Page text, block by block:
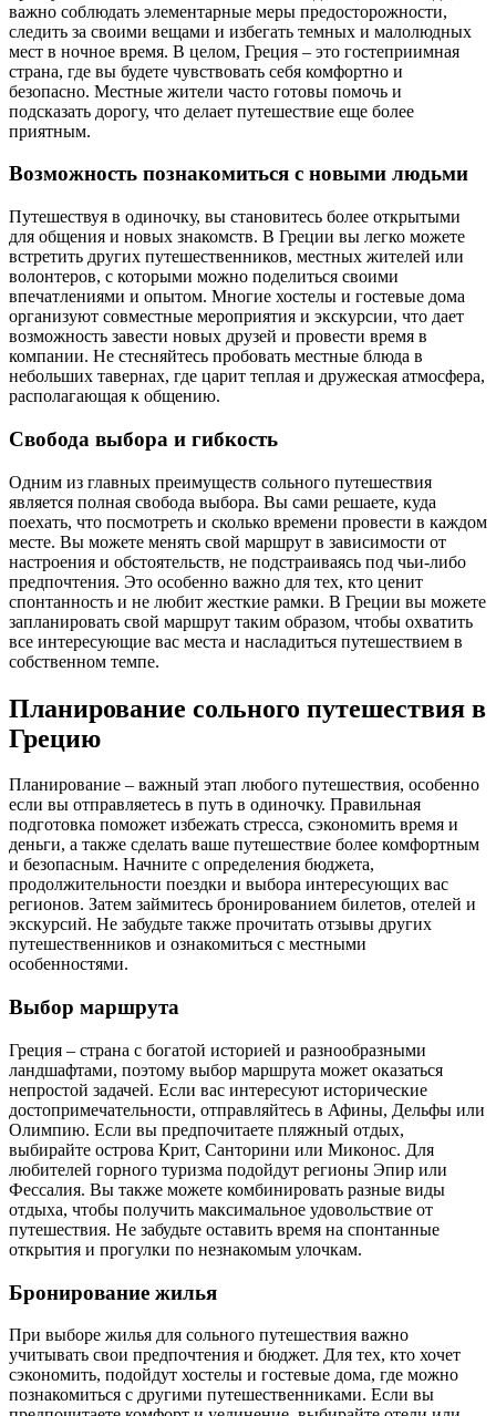
важно соблюдать элементарные меры предосторожности,
следить за своими вещами и избегать темных и малолюдных
мест в ночное время. В целом, Греция – это гостеприимная
страна, где вы будете чувствовать себя комфортно и
безопасно. Местные жители часто готовы помочь и
подсказать дорогу, что делает путешествие еще более
приятным.
Возможность познакомиться с новыми людьми
Путешествуя в одиночку, вы становитесь более открытыми
для общения и новых знакомств. В Греции вы легко можете
встретить других путешественников, местных жителей или
волонтеров, с которыми можно поделиться своими
впечатлениями и опытом. Многие хостелы и гостевые дома
организуют совместные мероприятия и экскурсии, что дает
возможность завести новых друзей и провести время в
компании. Не стесняйтесь пробовать местные блюда в
небольших тавернах, где царит теплая и дружеская атмосфера,
располагающая к общению.
Свобода выбора и гибкость
Одним из главных преимуществ сольного путешествия
является полная свобода выбора. Вы сами решаете, куда
поехать, что посмотреть и сколько времени провести в каждом
месте. Вы можете менять свой маршрут в зависимости от
настроения и обстоятельств, не подстраиваясь под чьи-либо
предпочтения. Это особенно важно для тех, кто ценит
спонтанность и не любит жесткие рамки. В Греции вы можете
запланировать свой маршрут таким образом, чтобы охватить
все интересующие вас места и насладиться путешествием в
собственном темпе.
Планирование сольного путешествия в
Грецию
Планирование – важный этап любого путешествия, особенно
если вы отправляетесь в путь в одиночку. Правильная
подготовка поможет избежать стресса, сэкономить время и
деньги, а также сделать ваше путешествие более комфортным
и безопасным. Начните с определения бюджета,
продолжительности поездки и выбора интересующих вас
регионов. Затем займитесь бронированием билетов, отелей и
экскурсий. Не забудьте также прочитать отзывы других
путешественников и ознакомиться с местными
особенностями.
Выбор маршрута
Греция – страна с богатой историей и разнообразными
ландшафтами, поэтому выбор маршрута может оказаться
непростой задачей. Если вас интересуют исторические
достопримечательности, отправляйтесь в Афины, Дельфы или
Олимпию. Если вы предпочитаете пляжный отдых,
выбирайте острова Крит, Санторини или Миконос. Для
любителей горного туризма подойдут регионы Эпир или
Фессалия. Вы также можете комбинировать разные виды
отдыха, чтобы получить максимальное удовольствие от
путешествия. Не забудьте оставить время на спонтанные
открытия и прогулки по незнакомым улочкам.
Бронирование жилья
При выборе жилья для сольного путешествия важно
учитывать свои предпочтения и бюджет. Для тех, кто хочет
сэкономить, подойдут хостелы и гостевые дома, где можно
познакомиться с другими путешественниками. Если вы